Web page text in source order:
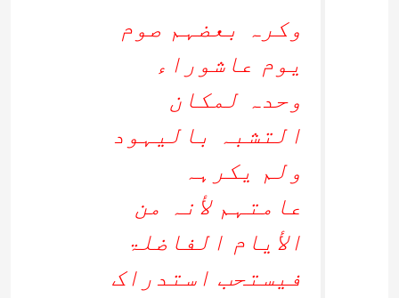
وکرہ بعضہم صوم
یوم عاشوراء
وحدہ لمکان
التشبہ بالیہود
ولم یکرہہ
عامتہم لأنہ من
الأیام الفاضلۃ
فیستحب استدراک